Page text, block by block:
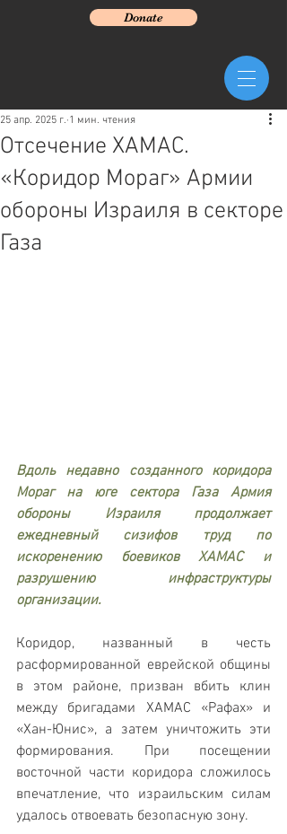
Donate
Отсечение ХАМАС.
«Коридор Мораг» Армии
обороны Израиля в секторе
Газа
25 апр. 2025 г. 1 мин. чтения
Вдоль недавно созданного коридора
Мораг на юге сектора Газа Армия
обороны Израиля продолжает
ежедневный сизифов труд по
искоренению боевиков ХАМАС и
разрушению инфраструктуры
организации.
Коридор, названный в честь
расформированной еврейской общины
в этом районе, призван вбить клин
между бригадами ХАМАС «Рафах» и
«Хан-Юнис», а затем уничтожить эти
формирования. При посещении
восточной части коридора сложилось
впечатление, что израильским силам
удалось отвоевать безопасную зону.